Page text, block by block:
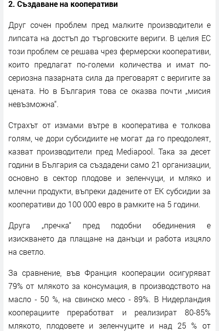
2. Създаване на кооперативи
Друг сочен проблем пред малките производители е
липсата на достъп до търговските вериги. В целия ЕС
този проблем се решава чрез фермерски кооперативи,
които предлагат по-големи количества и имат по-
сериозна пазарната сила да преговарят с веригите за
цената. Но в България това се оказва почти „мисия
невъзможна“.
Страхът от измами вътре в кооператива е толкова
голям, че дори субсидиите не могат да го преодолеят,
казват производители пред Mediapool. Така за десет
години в България са създадени само 21 организации,
основно в сектор плодове и зеленчуци, и мляко и
млечни продукти, въпреки дадените от ЕК субсидии за
кооперативи до 100 000 евро в рамките на 5 години.
Друга „пречка“ пред подобни обединения е
изискването да плащане на данъци и работа изцяло
на светло.
За сравнение, във Франция кооперации осигуряват
79% от млякото за консумация, в производството на
масло - 50 %, на свинско месо - 89%. В Нидерландия
кооперациите преработват и реализират 80-85%
млякото, плодовете и зеленчуците и над 25 % от